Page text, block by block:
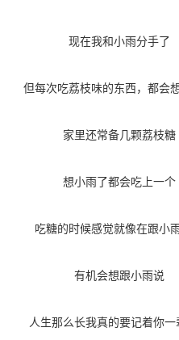
现在我和小雨分手了
但每次吃荔枝味的东西，都会
家里还常备几颗荔枝糖
想小雨了都会吃上一个
吃糖的时候感觉就像在跟小
有机会想跟小雨说
人生那么长我真的要记着你一